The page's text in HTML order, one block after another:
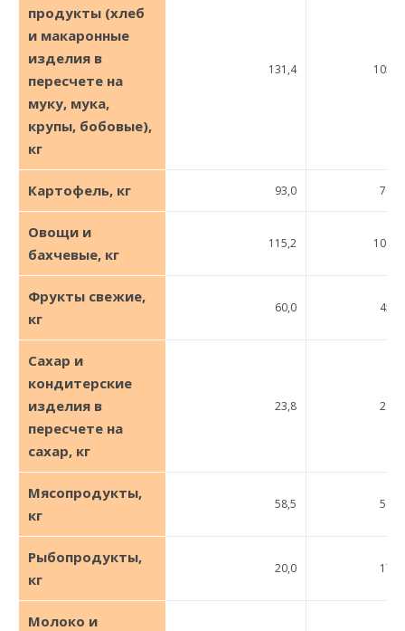
продукты (хлеб
и макаронные
изделия в
пересчете на
муку, мука,
крупы, бобовые),
кг
131,4 105,6
Картофель, кг 93,0 70,0
Овощи и
бахчевые, кг
115,2 100,0
Фрукты свежие,
кг
60,0 45,0
Сахар и
кондитерские
изделия в
пересчете на
сахар, кг
23,8 21,2
Мясопродукты,
кг
58,5 54,0
Рыбопродукты,
кг
20,0 17,0
Молоко и